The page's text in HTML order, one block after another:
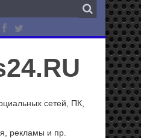
сетей, ПК,
рекламы и пр.